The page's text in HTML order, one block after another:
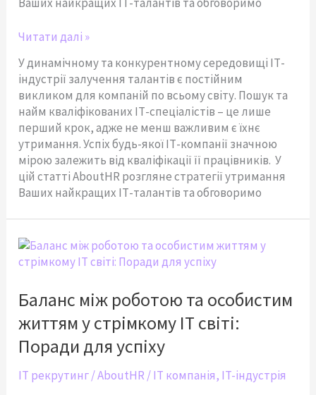
Читати далі »
У динамічному та конкурентному середовищі ІТ-
індустрії залучення талантів є постійним
викликом для компаній по всьому світу. Пошук та
найм кваліфікованих ІТ-спеціалістів – це лише
перший крок, адже не менш важливим є їхнє
утримання. Успіх будь-якої ІТ-компанії значною
мірою залежить від кваліфікації її працівників. У
цій статті AboutHR розгляне стратегії утримання
Ваших найкращих ІТ-талантів та обговоримо
Баланс між роботою та особистим
життям у стрімкому ІТ світі:
Поради для успіху
IT рекрутинг/AboutHR /IT компанія, IT-індустрія
Баланс
між
та
особистим
життям
у
стрімкому
ІТ